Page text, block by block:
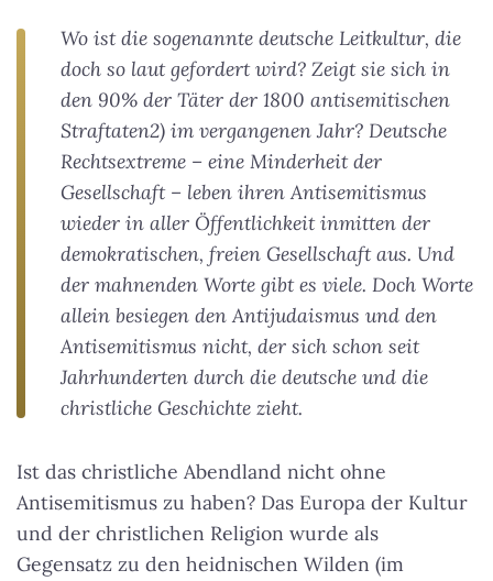
Wo ist die sogenannte deutsche Leitkultur, die
doch so laut gefordert wird? Zeigt sie sich in
den 90% der Täter der 1800 antisemitischen
Straftaten2) im vergangenen Jahr? Deutsche
Rechtsextreme – eine Minderheit der
Gesellschaft – leben ihren Antisemitismus
wieder in aller Öffentlichkeit inmitten der
demokratischen, freien Gesellschaft aus. Und
der mahnenden Worte gibt es viele. Doch Worte
allein besiegen den Antijudaismus und den
Antisemitismus nicht, der sich schon seit
Jahrhunderten durch die deutsche und die
christliche Geschichte zieht.
Ist das christliche Abendland nicht ohne
Antisemitismus zu haben? Das Europa der Kultur
und der christlichen Religion wurde als
Gegensatz zu den heidnischen Wilden (im